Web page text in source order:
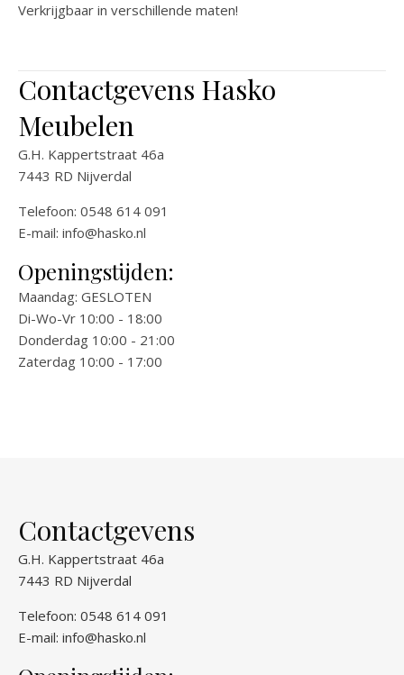
Verkrijgbaar in verschillende maten!
Contactgevens Hasko
Meubelen
G.H. Kappertstraat 46a
7443 RD Nijverdal
Telefoon: 0548 614 091
E-mail: info@hasko.nl
Openingstijden:
Maandag: GESLOTEN
Di-Wo-Vr 10:00 - 18:00
Donderdag 10:00 - 21:00
Zaterdag 10:00 - 17:00
Contactgevens
G.H. Kappertstraat 46a
7443 RD Nijverdal
Telefoon: 0548 614 091
E-mail: info@hasko.nl